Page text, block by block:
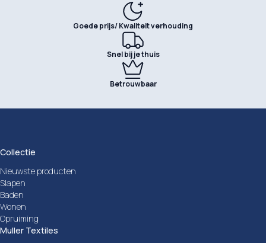
Goede prijs/ Kwaliteit verhouding
Snel bij je thuis
Betrouwbaar
Collectie
Nieuwste producten
Slapen
Baden
Wonen
Opruiming
Muller Textiles